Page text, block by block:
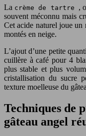
La crème de tartre ,
souvent méconnu mais
Cet acide naturel joue un
montés en neige.
L’ajout d’une petite
cuillère à café pour 4
plus stable et plus
cristallisation du sucre
texture moelleuse du
Techniques de
gâteau angel